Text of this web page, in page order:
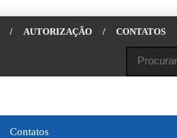
/ AUTORIZAÇÃO / CONTATOS
Contatos